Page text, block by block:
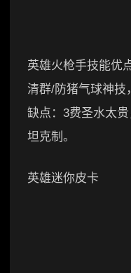
英雄火枪手技能优
清群/防猪气球神技
缺点：3费圣水太
坦克制。
英雄迷你皮卡